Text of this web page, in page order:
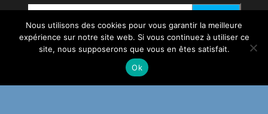
Rechercher :
WordPress
Nous utilisons des cookies pour vous garantir la meilleure
expérience sur notre site web. Si vous continuez à utiliser ce
site, nous supposerons que vous en êtes satisfait.
Ok